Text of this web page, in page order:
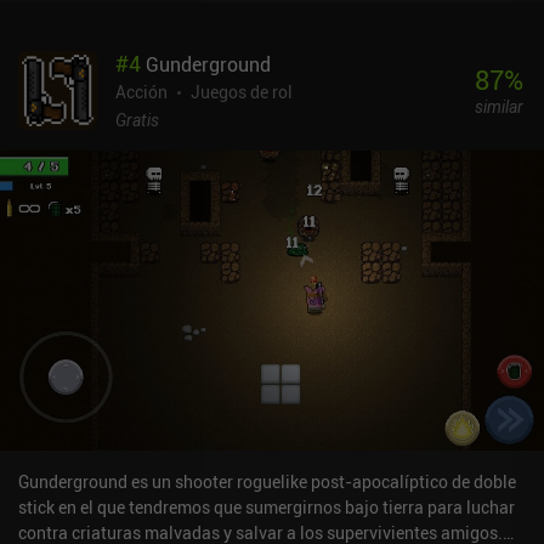
una serie de encuentros de combate que nos llevan hasta un jefe.
Estos encuentros mejoran gradualmente a nuestro personaje con
nuevos movimientos o mejoras generales que añaden
aburridos, el combate y las peleas contra los jefes lo compensan.
Pero quizá lo mejor de todo es que el juego también cuenta con
multijugador cooperativo local. BlazBlue Entropy Effect se
monetiza mediante iAPs para desbloquear personajes adicionales
usando "Analizadores", el primero de los cuales cuesta 0,99 $, tras
lo cual el precio aumenta a 1,99 $ o un pack de seis por 9,95 $.
Aunque la mayoría de los personajes cuestan un Analizador, un
par cuestan dos. Creo que el precio es justo, ya que desbloquear a
todos los personajes cuesta más o menos lo mismo que la versión
de PC. Ten en cuenta que la historia no se puede completar sin
tener dos personajes, así que básicamente es un juego premium
elenco de personajes únicos que sólo se ve lastrado por un diseño
de niveles poco interesante.
#4 Gunderground
Acción
Juegos de rol
Gratis
87%
similar
Gunderground es un shooter roguelike post-apocalíptico de doble
stick en el que tendremos que sumergirnos bajo tierra para luchar
contra criaturas malvadas y salvar a los supervivientes amigos.